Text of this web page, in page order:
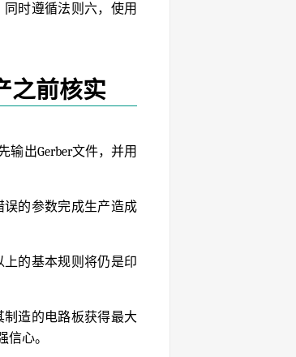
时遵循法则六，使用
之前核实
出Gerber文件，并用
的参数完成生产造成
的基本规则将仍是印
造的电路板获得最大
心。